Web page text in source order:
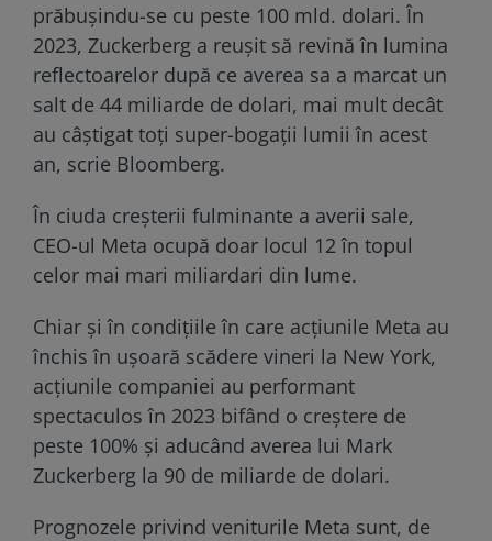
prăbuşindu-se cu peste 100 mld. dolari. În
2023, Zuckerberg a reuşit să revină în lumina
reflectoarelor după ce averea sa a marcat un
salt de 44 miliarde de dolari, mai mult decât
au câştigat toţi super-bogaţii lumii în acest
an, scrie Bloomberg.
În ciuda creşterii fulminante a averii sale,
CEO-ul Meta ocupă doar locul 12 în topul
celor mai mari miliardari din lume.
Chiar şi în condiţiile în care acţiunile Meta au
închis în uşoară scădere vineri la New York,
acţiunile companiei au performant
spectaculos în 2023 bifând o creştere de
peste 100% şi aducând averea lui Mark
Zuckerberg la 90 de miliarde de dolari.
Prognozele privind veniturile Meta sunt, de